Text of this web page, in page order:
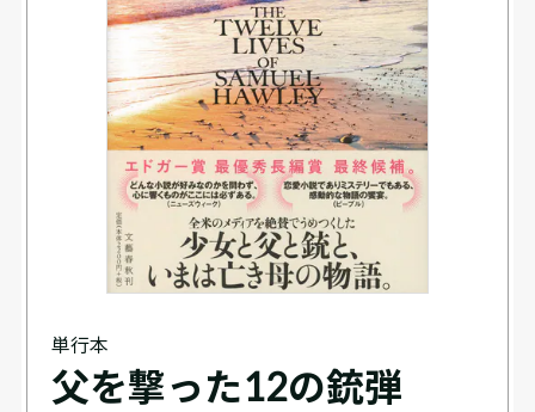
単行本
父を撃った12の銃弾